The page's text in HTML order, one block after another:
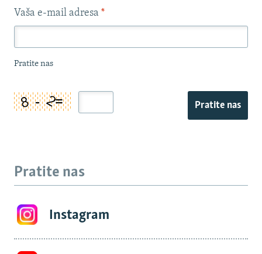
Vaša e-mail adresa *
Pratite nas
Pratite nas
Pratite nas
Instagram